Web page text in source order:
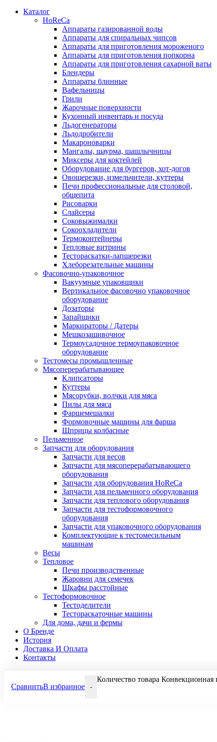
Каталог
HoReCa
Аппараты газированной воды
Аппараты для спиральных чипсов
Аппараты для приготовления мороженого
Аппараты для приготовления попкорна
Аппараты для приготовления сахарной ваты
Блендеры
Аппараты блинные
Вафельницы
Грили
Жарочные поверхности
Кухонный инвентарь и посуда
Льдогенераторы
Льдодробители
Макароноварки
Мангалы, шаурма, шашлычницы
Миксеры для коктейлей
Оборудование для бургеров, хот-догов
Овощерезки, измельчители, куттеры
Печи профессиональные для столовой,
общепита
Рисоварки
Слайсеры
Соковыжималки
Сокоохладители
Термоконтейнеры
Тепловые витрины
Тестораскатки-лапшерезки
Хлеборезательные машины
Фасовочно-упаковочное
Вакуумные упаковщики
Вертикальное фасовочно упаковочное
оборудование
Дозаторы
Запайщики
Маркираторы / Датеры
Мешкозашивочное
Термоусадочное термоупаковочное
оборудование
Тестомесы промышленные
Мясоперерабатывающее
Клипсаторы
Куттеры
Мясорубки, волчки для мяса
Пилы для мяса
Фаршемешалки
Формовочные машины для фарша
Шприцы колбасные
Пельменное
Запчасти для оборудования
Запчасти для весов
Запчасти для мясоперерабатывающего
оборудования
Запчасти для оборудования HoReCa
Запчасти для пельменного оборудования
Запчасти для теплового оборудования
Запчасти для тестоформовочного
оборудования
Запчасти для упаковочного оборудования
Комплектующие к тестомесильным
машинам
Весы
Тепловое
Печи производственные
Жаровни для семечек
Шкафы расстойные
Тестоформовочное
Тестоделители
Тестораскаточные машины
Для дома, дачи и фермы
О Бренде
История
Доставка И Оплата
Контакты
СравнитьВ избранное -
Количество товара Конвекционная